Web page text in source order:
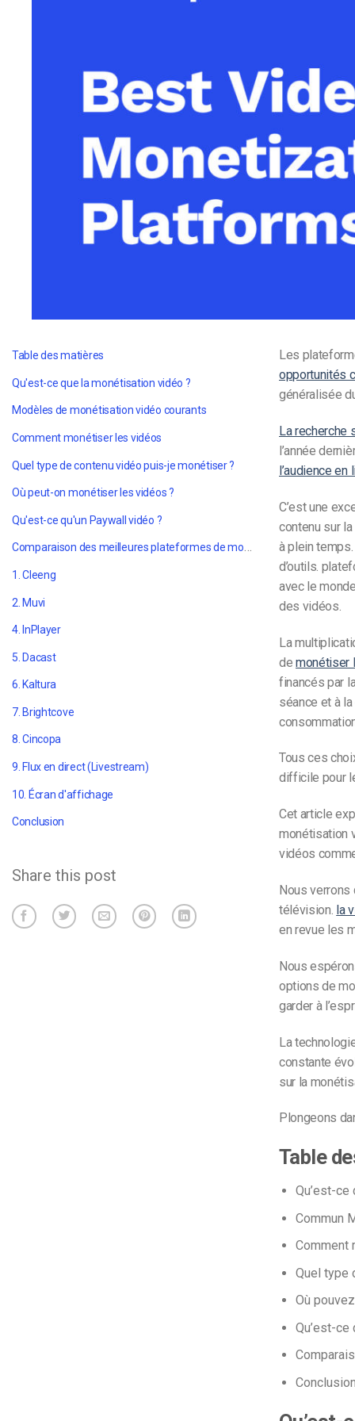
Table des matières
Qu'est-ce que la monétisation vidéo ?
Modèles de monétisation vidéo courants
Comment monétiser les vidéos
Quel type de contenu vidéo puis-je monétiser ?
Où peut-on monétiser les vidéos ?
Qu'est-ce qu'un Paywall vidéo ?
Comparaison des meilleures plateformes de monétisation vidéo de 2023
1. Cleeng
2. Muvi
4. InPlayer
5. Dacast
6. Kaltura
7. Brightcove
8. Cincopa
9. Flux en direct (Livestream)
10. Écran d'affichage
Conclusion
Share this post
Les
opportunités
généralisée
La recherche
l’année
l’audience en
C’est une
contenu sur
à plein
d’outils.
avec le
des vidéos.
La
demonétiser
financés par
séance et à
Tous ces
difficile pour
Cet article
monétisation
vidéos
Nous verrons
télévision. la
en revue les
Nous
options de
garder à
La
constante
sur la
Plongeons
Table
Qu’est-
Commun
Comment
Quel type
Où
Qu’est-ce
Conclusion